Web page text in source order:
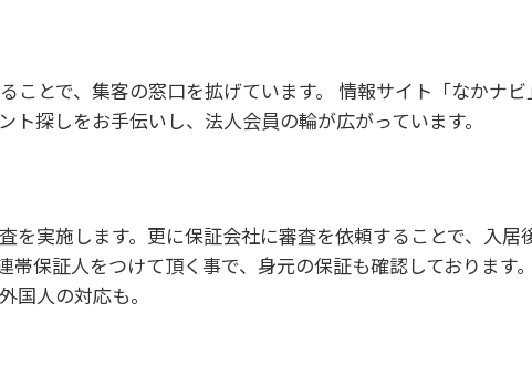
ことで、集客の窓口を拡げています。 情報サイト「なかナビ
探しをお手伝いし、法人会員の輪が広がっています。
を実施します。更に保証会社に審査を依頼することで、入居
帯保証人をつけて頂く事で、身元の保証も確認しております
国人の対応も。